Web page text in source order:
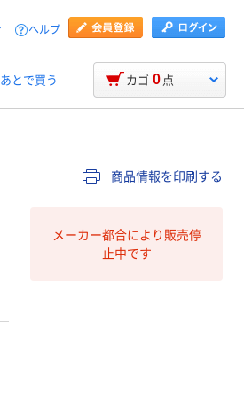
ヘルプ
あとで買う カゴ 0 点
商品情報を印刷する
メーカー都合により販売停
止中です